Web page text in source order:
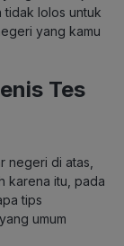
tidak lolos untuk
yang kamu
Tes
negeri di atas,
karena itu, pada
tips
umum